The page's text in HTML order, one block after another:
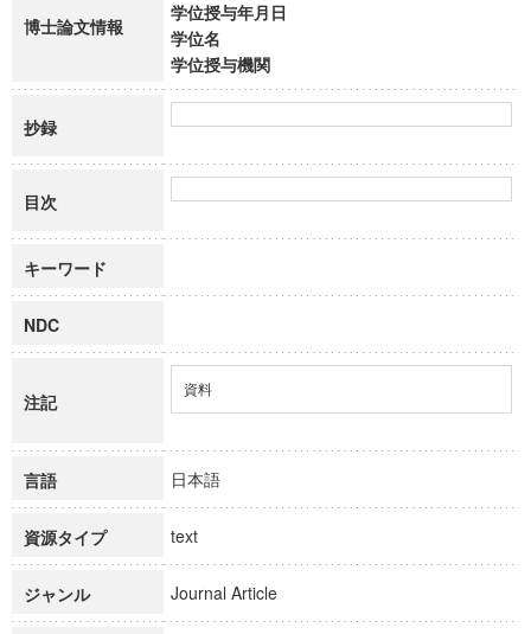
博士論文情報
学位授与年月日
学位名
学位授与機関
抄録
目次
キーワード
NDC
注記
資料
言語 日本語
資源タイプ text
ジャンル Journal Article